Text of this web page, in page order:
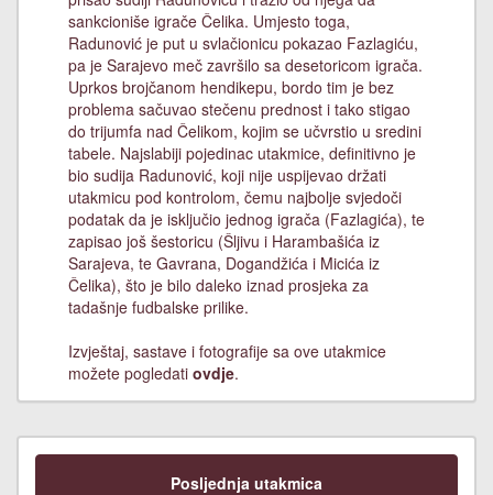
sankcioniše igrače Čelika. Umjesto toga,
Radunović je put u svlačionicu pokazao Fazlagiću,
pa je Sarajevo meč završilo sa desetoricom igrača.
Uprkos brojčanom hendikepu, bordo tim je bez
problema sačuvao stečenu prednost i tako stigao
do trijumfa nad Čelikom, kojim se učvrstio u sredini
tabele. Najslabiji pojedinac utakmice, definitivno je
bio sudija Radunović, koji nije uspijevao držati
utakmicu pod kontrolom, čemu najbolje svjedoči
podatak da je isključio jednog igrača (Fazlagića), te
zapisao još šestoricu (Šljivu i Harambašića iz
Sarajeva, te Gavrana, Dogandžića i Micića iz
Čelika), što je bilo daleko iznad prosjeka za
tadašnje fudbalske prilike.
Izvještaj, sastave i fotografije sa ove utakmice
možete pogledati ovdje.
Posljednja utakmica